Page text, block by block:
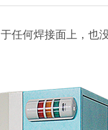
何焊接面上，也